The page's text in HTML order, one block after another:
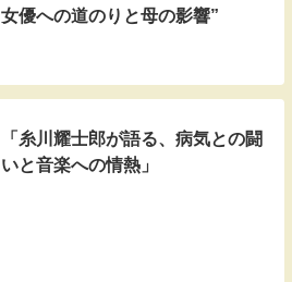
女優への道のりと母の影響”
「糸川耀士郎が語る、病気との闘
いと音楽への情熱」